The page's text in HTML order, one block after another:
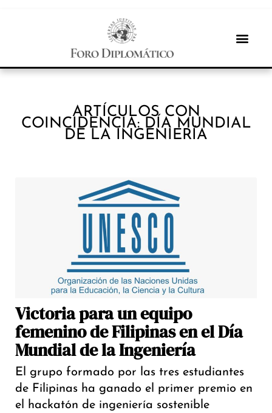
ARTÍCULOS CON
COINCIDENCIA: DÍA MUNDIAL
DE LA INGENIERÍA
Victoria para un equipo
femenino de Filipinas en el Día
Mundial de la Ingeniería
El grupo formado por las tres estudiantes
de Filipinas ha ganado el primer premio en
el hackatón de ingeniería sostenible